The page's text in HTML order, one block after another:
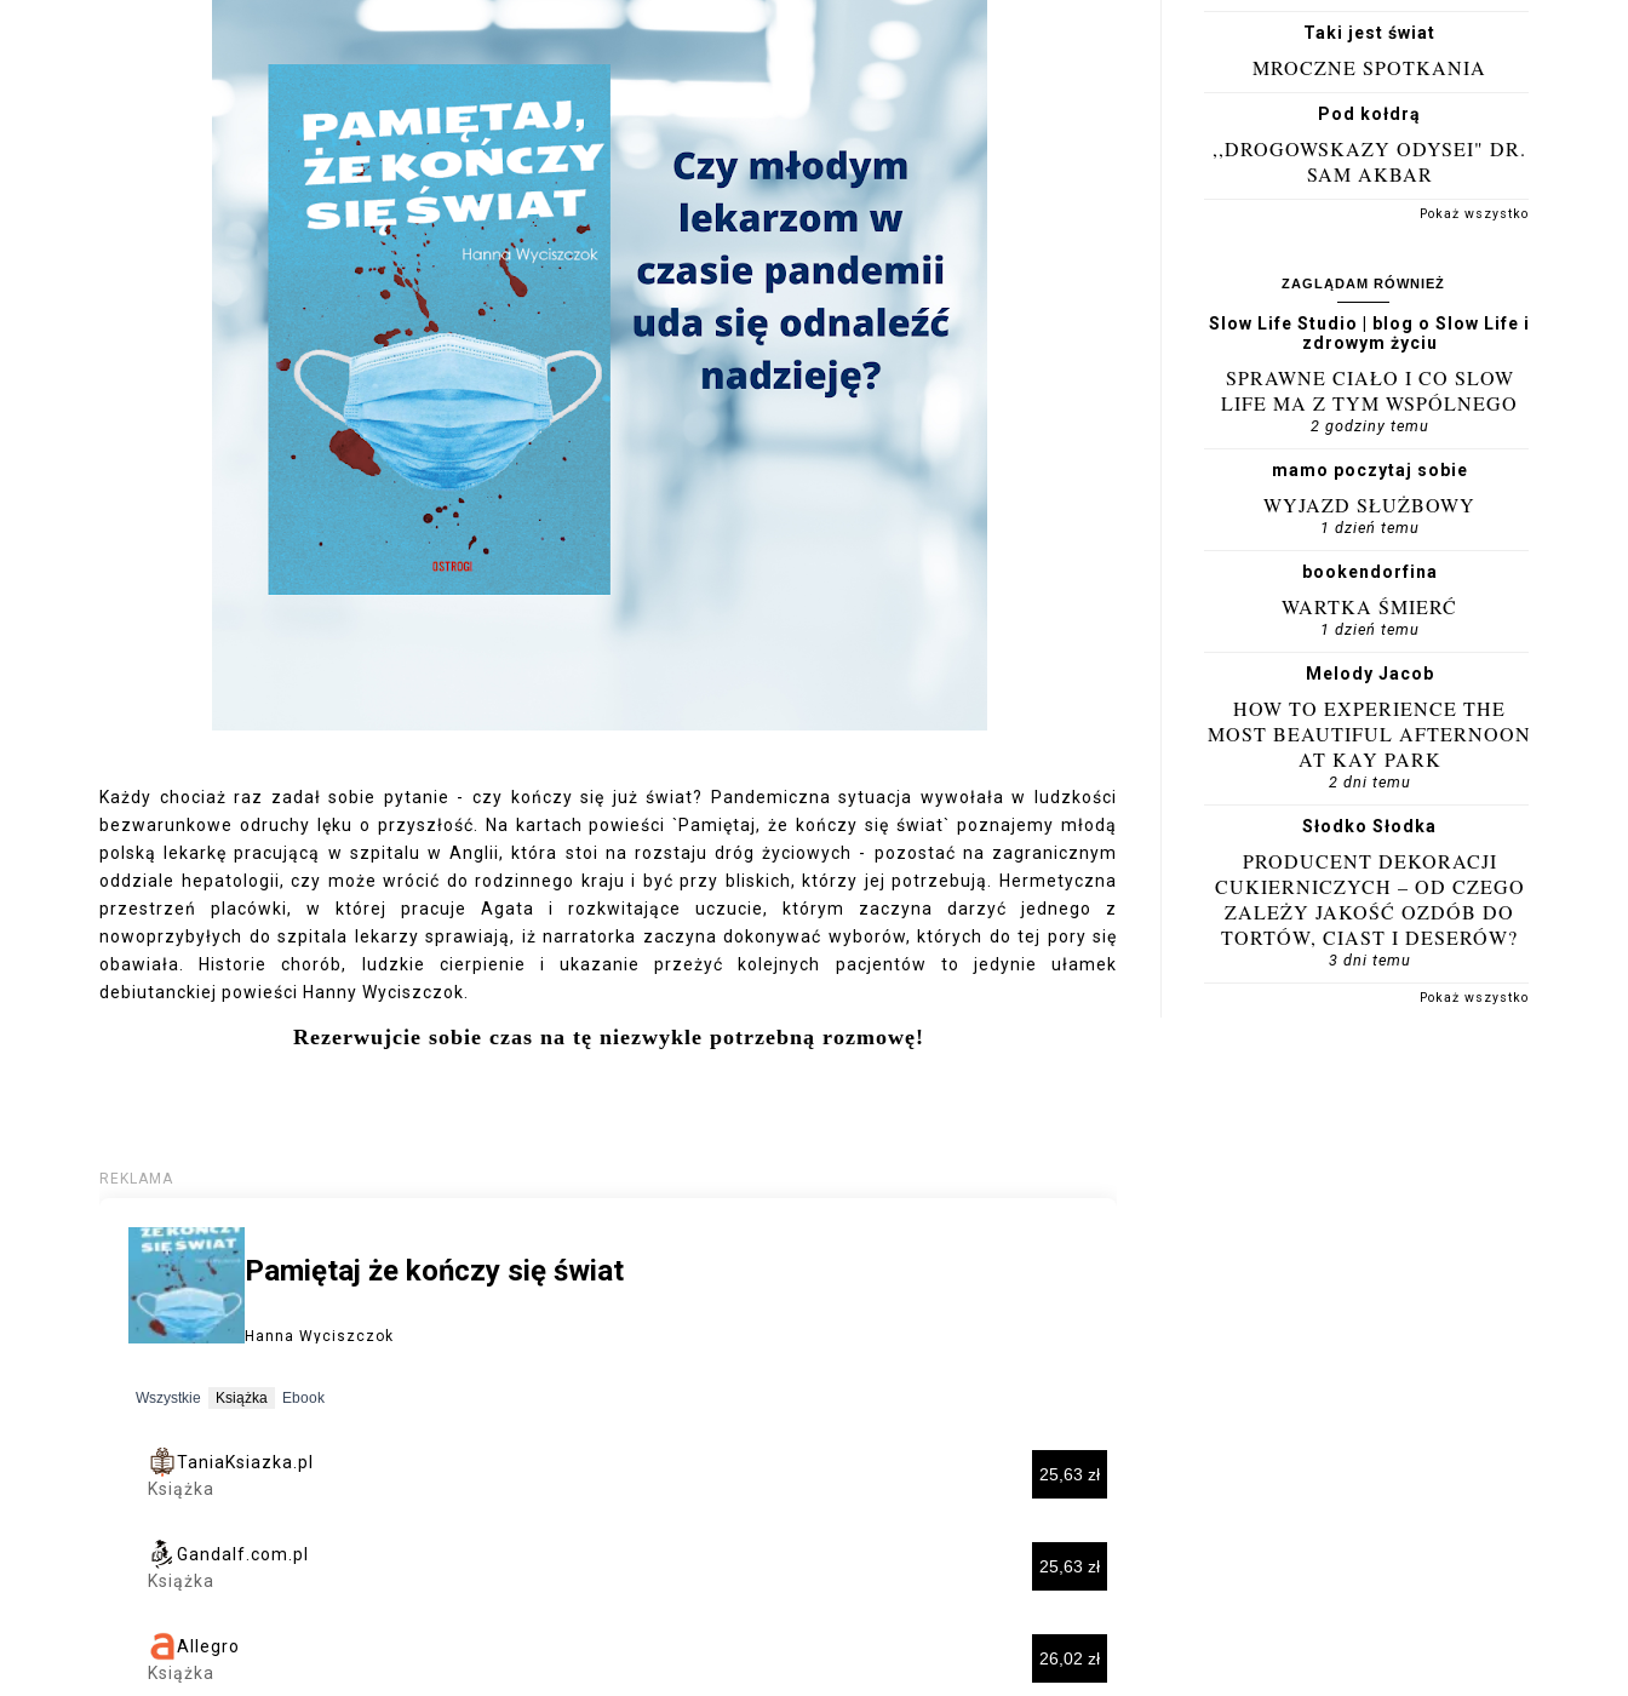
Każdy chociaż raz zadał sobie pytanie - czy kończy się już świat? Pandemiczna sytuacja wywołała w ludzkości
bezwarunkowe odruchy lęku o przyszłość. Na kartach powieści `Pamiętaj, że kończy się świat` poznajemy młodą
polską lekarkę pracującą w szpitalu w Anglii, która stoi na rozstaju dróg życiowych - pozostać na zagranicznym
oddziale hepatologii, czy może wrócić do rodzinnego kraju i być przy bliskich, którzy jej potrzebują. Hermetyczna
przestrzeń placówki, w której pracuje Agata i rozkwitające uczucie, którym zaczyna darzyć jednego z
nowoprzybyłych do szpitala lekarzy sprawiają, iż narratorka zaczyna dokonywać wyborów, których do tej pory się
obawiała. Historie chorób, ludzkie cierpienie i ukazanie przeżyć kolejnych pacjentów to jedynie ułamek
debiutanckiej powieści Hanny Wyciszczok.
Rezerwujcie sobie czas na tę niezwykle potrzebną rozmowę!
Taki jest świat
MROCZNE SPOTKANIA
Pod kołdrą
,,DROGOWSKAZY ODYSEI" DR.
SAM AKBAR
Pokaż wszystko
ZAGLĄDAM RÓWNIEŻ
Slow Life Studio | blog o Slow Life i
zdrowym życiu
SPRAWNE CIAŁO I CO SLOW
LIFE MA Z TYM WSPÓLNEGO
2 godziny temu
mamo poczytaj sobie
WYJAZD SŁUŻBOWY
1 dzień temu
bookendorfina
WARTKA ŚMIERĆ
1 dzień temu
Melody Jacob
HOW TO EXPERIENCE THE
MOST BEAUTIFUL AFTERNOON
AT KAY PARK
2 dni temu
Słodko Słodka
PRODUCENT DEKORACJI
CUKIERNICZYCH – OD CZEGO
ZALEŻY JAKOŚĆ OZDÓB DO
TORTÓW, CIAST I DESERÓW?
3 dni temu
Pokaż wszystko